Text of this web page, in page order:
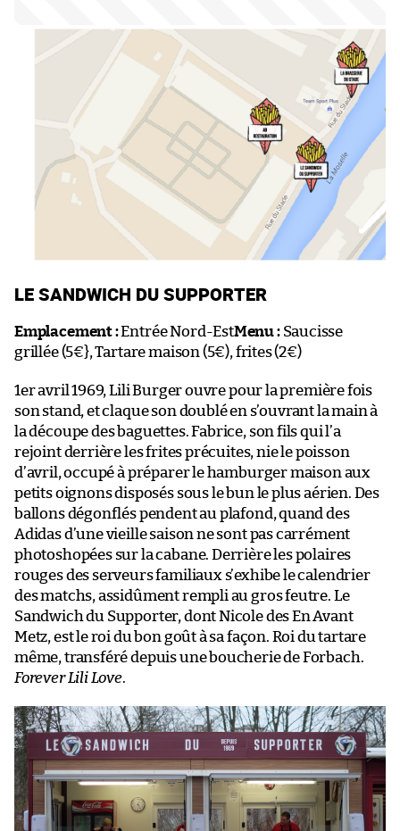
LE SANDWICH DU SUPPORTER
Emplacement :Entrée Nord-EstMenu : Saucisse
grillée (5€}, Tartare maison (5€), frites (2€)
1er avril 1969, Lili Burger ouvre pour la première fois
son stand, et claque son doublé en s’ouvrant la main à
la découpe des baguettes. Fabrice, son fils qui l’a
rejoint derrière les frites précuites, nie le poisson
d’avril, occupé à préparer le hamburger maison aux
petits oignons disposés sous le bun le plus aérien. Des
ballons dégonflés pendent au plafond, quand des
Adidas d’une vieille saison ne sont pas carrément
photoshopées sur la cabane. Derrière les polaires
rouges des serveurs familiaux s’exhibe le calendrier
des matchs, assidûment rempli au gros feutre. Le
Sandwich du Supporter, dont Nicole des En Avant
Metz, est le roi du bon goût à sa façon. Roi du tartare
même, transféré depuis une boucherie de Forbach.
Forever Lili Love.